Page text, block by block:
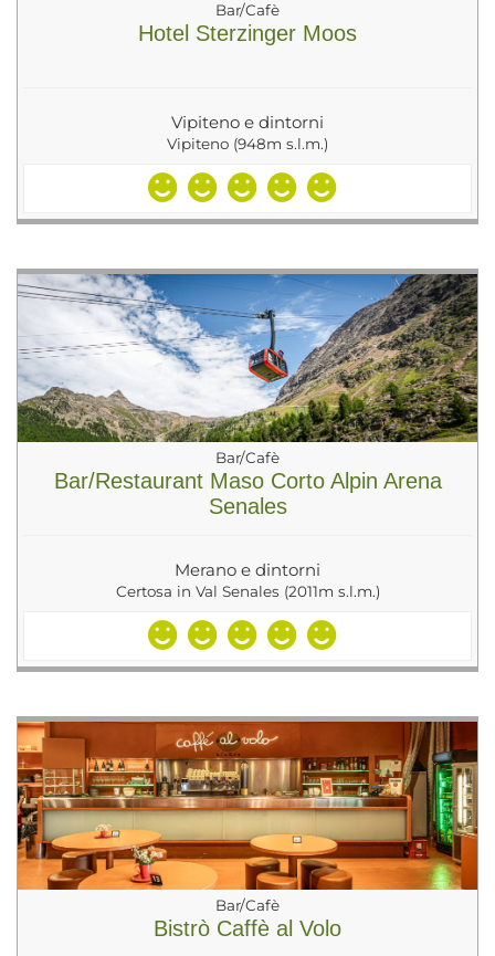
Bar/Cafè
Hotel Sterzinger Moos
Vipiteno e dintorni
Vipiteno (948m s.l.m.)
Bar/Cafè
Bar/Restaurant Maso Corto Alpin Arena
Senales
Merano e dintorni
Certosa in Val Senales (2011m s.l.m.)
Bar/Cafè
Bistrò Caffè al Volo